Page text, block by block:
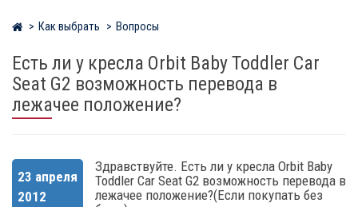
Мир детских автокресел
Как выбрать Вопросы
Есть ли у кресла Orbit Baby Toddler Car
Seat G2 возможность перевода в
лежачее положение?
23 апреля
2012
Здравствуйте. Есть ли у кресла Orbit Baby
Toddler Car Seat G2 возможность перевода в
лежачее положение?(Если покупать без